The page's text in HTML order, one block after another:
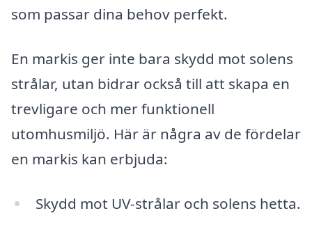
som passar dina behov perfekt.
En markis ger inte bara skydd mot solens
strålar, utan bidrar också till att skapa en
trevligare och mer funktionell
utomhusmiljö. Här är några av de fördelar
en markis kan erbjuda:
Skydd mot UV-strålar och solens hetta.